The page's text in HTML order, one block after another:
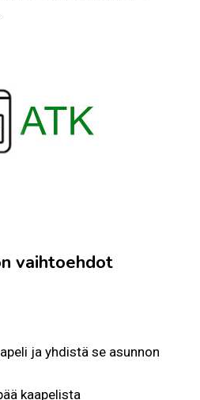
vaihtoehdot
ja yhdistä se asunnon
kaapelista